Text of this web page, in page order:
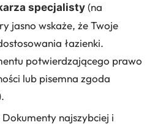
specjalisty (na
jasno wskaże, że Twoje
łazienki.
potwierdzającego prawo
lub pisemna zgoda
Dokumenty najszybciej i